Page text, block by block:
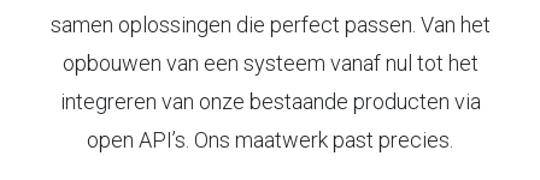
samen oplossingen die perfect passen. Van het
opbouwen van een systeem vanaf nul tot het
integreren van onze bestaande producten via
open API’s. Ons maatwerk past precies.